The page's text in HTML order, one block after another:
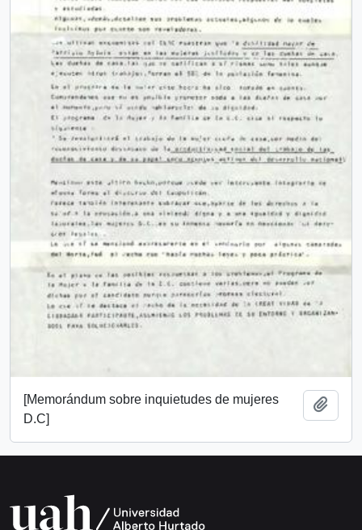
[Memorándum sobre inquietudes de mujeres
D.C]